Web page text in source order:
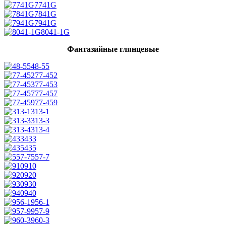
7741G
7841G
7941G
8041-1G
Фантазийные глянцевые
48-55
77-452
77-453
77-457
77-459
313-1
313-3
313-4
433
435
557-7
910
920
930
940
956-1
957-9
960-3